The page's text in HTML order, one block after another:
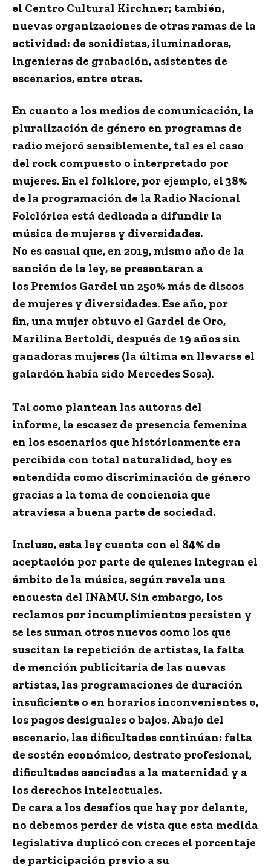
el Centro Cultural Kirchner; también,
nuevas organizaciones de otras ramas de la
actividad: de sonidistas, iluminadoras,
ingenieras de grabación, asistentes de
escenarios, entre otras.
En cuanto a los medios de comunicación, la
pluralización de género en programas de
radio mejoró sensiblemente, tal es el caso
del rock compuesto o interpretado por
mujeres. En el folklore, por ejemplo, el 38%
de la programación de la Radio Nacional
Folclórica está dedicada a difundir la
música de mujeres y diversidades.
No es casual que, en 2019, mismo año de la
sanción de la ley, se presentaran a
los Premios Gardel un 250% más de discos
de mujeres y diversidades. Ese año, por
fin, una mujer obtuvo el Gardel de Oro,
Marilina Bertoldi, después de 19 años sin
ganadoras mujeres (la última en llevarse el
galardón había sido Mercedes Sosa).
Tal como plantean las autoras del
informe, la escasez de presencia femenina
en los escenarios que históricamente era
percibida con total naturalidad, hoy es
entendida como discriminación de género
gracias a la toma de conciencia que
atraviesa a buena parte de sociedad.
Incluso, esta ley cuenta con el 84% de
aceptación por parte de quienes integran el
ámbito de la música, según revela una
encuesta del INAMU. Sin embargo, los
reclamos por incumplimientos persisten y
se les suman otros nuevos como los que
suscitan la repetición de artistas, la falta
de mención publicitaria de las nuevas
artistas, las programaciones de duración
insuficiente o en horarios inconvenientes o,
los pagos desiguales o bajos. Abajo del
escenario, las dificultades continúan: falta
de sostén económico, destrato profesional,
dificultades asociadas a la maternidad y a
los derechos intelectuales.
De cara a los desafíos que hay por delante,
no debemos perder de vista que esta medida
legislativa duplicó con creces el porcentaje
de participación previo a su